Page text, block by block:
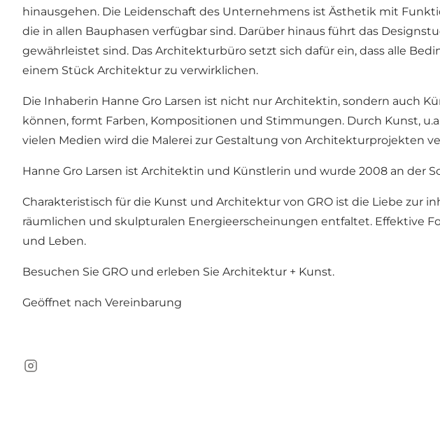
hinausgehen. Die Leidenschaft des Unternehmens ist Ästhetik mit
die in allen Bauphasen verfügbar sind. Darüber hinaus führt das
gewährleistet sind. Das Architekturbüro setzt sich dafür ein, dass alle
einem Stück Architektur zu verwirklichen.
Die Inhaberin Hanne Gro Larsen ist nicht nur Architektin, sondern auch
können, formt Farben, Kompositionen und Stimmungen. Durch Kunst,
vielen Medien wird die Malerei zur Gestaltung von Architekturprojekten
Hanne Gro Larsen ist Architektin und Künstlerin und wurde 2008 an der
Charakteristisch für die Kunst und Architektur von GRO ist die Liebe zur
räumlichen und skulpturalen Energieerscheinungen entfaltet. Effektive
und Leben.
Besuchen Sie GRO und erleben Sie Architektur + Kunst.
Geöffnet nach Vereinbarung
Instagram